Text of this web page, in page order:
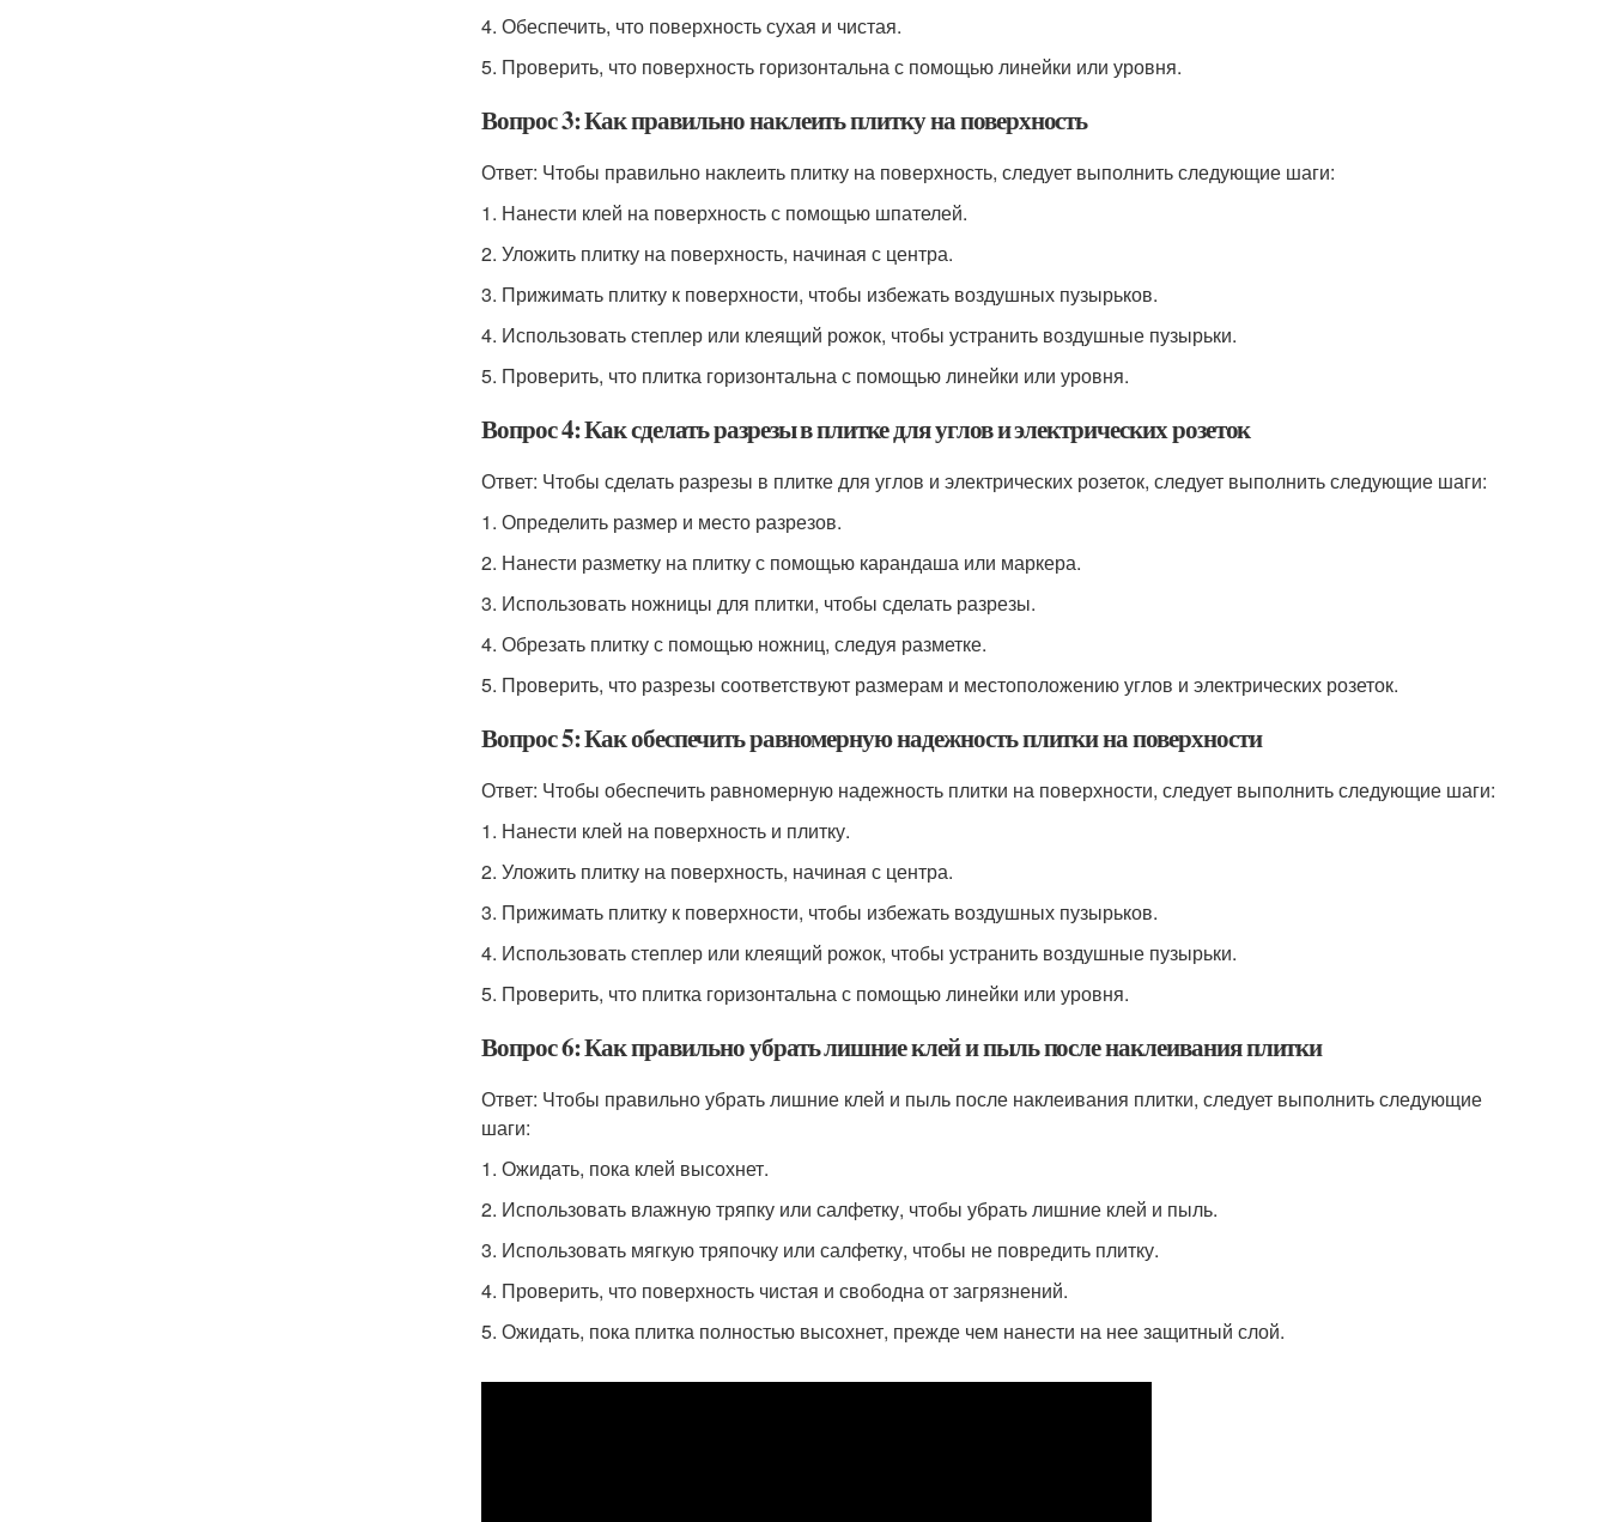
4. Обеспечить, что поверхность сухая и чистая.
5. Проверить, что поверхность горизонтальна с помощью линейки или уровня.
Вопрос 3: Как правильно наклеить плитку на поверхность
Ответ: Чтобы правильно наклеить плитку на поверхность, следует выполнить следующие шаги:
1. Нанести клей на поверхность с помощью шпателей.
2. Уложить плитку на поверхность, начиная с центра.
3. Прижимать плитку к поверхности, чтобы избежать воздушных пузырьков.
4. Использовать степлер или клеящий рожок, чтобы устранить воздушные пузырьки.
5. Проверить, что плитка горизонтальна с помощью линейки или уровня.
Вопрос 4: Как сделать разрезы в плитке для углов и электрических розеток
Ответ: Чтобы сделать разрезы в плитке для углов и электрических розеток, следует выполнить следующие шаги:
1. Определить размер и место разрезов.
2. Нанести разметку на плитку с помощью карандаша или маркера.
3. Использовать ножницы для плитки, чтобы сделать разрезы.
4. Обрезать плитку с помощью ножниц, следуя разметке.
5. Проверить, что разрезы соответствуют размерам и местоположению углов и электрических розеток.
Вопрос 5: Как обеспечить равномерную надежность плитки на поверхности
Ответ: Чтобы обеспечить равномерную надежность плитки на поверхности, следует выполнить следующие шаги:
1. Нанести клей на поверхность и плитку.
2. Уложить плитку на поверхность, начиная с центра.
3. Прижимать плитку к поверхности, чтобы избежать воздушных пузырьков.
4. Использовать степлер или клеящий рожок, чтобы устранить воздушные пузырьки.
5. Проверить, что плитка горизонтальна с помощью линейки или уровня.
Вопрос 6: Как правильно убрать лишние клей и пыль после наклеивания плитки
Ответ: Чтобы правильно убрать лишние клей и пыль после наклеивания плитки, следует выполнить следующие
шаги:
1. Ожидать, пока клей высохнет.
2. Использовать влажную тряпку или салфетку, чтобы убрать лишние клей и пыль.
3. Использовать мягкую тряпочку или салфетку, чтобы не повредить плитку.
4. Проверить, что поверхность чистая и свободна от загрязнений.
5. Ожидать, пока плитка полностью высохнет, прежде чем нанести на нее защитный слой.